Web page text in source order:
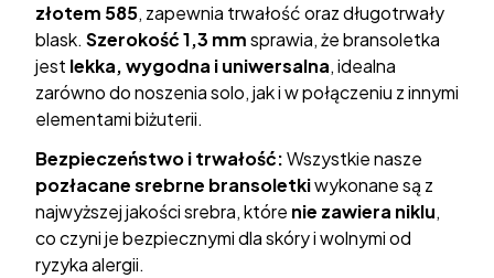
złotem 585, zapewnia trwałość oraz długotrwały
blask. Szerokość 1,3 mmsprawia, że bransoletka
jest lekka, wygodna i uniwersalna, idealna
zarówno do noszenia solo, jak i w połączeniu z innymi
elementami biżuterii.
Bezpieczeństwo i trwałość:Wszystkie nasze
pozłacane srebrne bransoletkiwykonane są z
najwyższej jakości srebra, które nie zawiera niklu,
co czyni je bezpiecznymi dla skóry i wolnymi od
ryzyka alergii.